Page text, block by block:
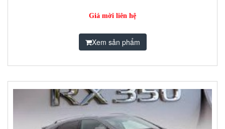
Giá mời liên hệ
Xem sản phẩm